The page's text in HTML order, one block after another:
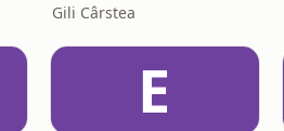
Gili Cârstea
E